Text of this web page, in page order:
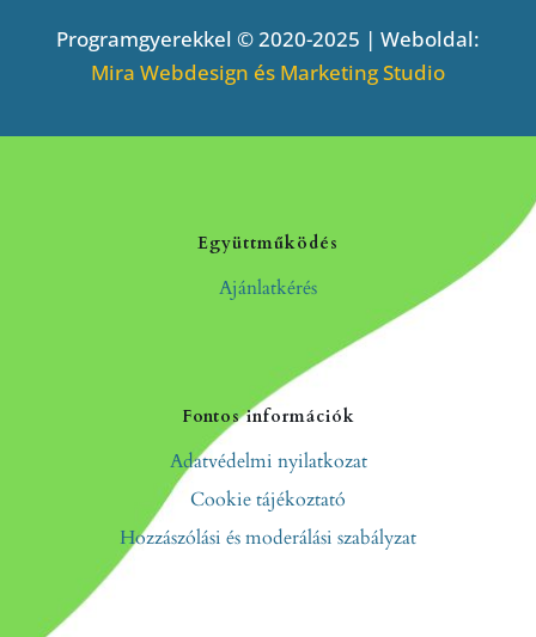
Programgyerekkel © 2020-2025 | Weboldal:
Mira Webdesign és Marketing Studio
Együttműködés
Ajánlatkérés
Fontos információk
Adatvédelmi nyilatkozat
Cookie tájékoztató
Hozzászólási és moderálási szabályzat